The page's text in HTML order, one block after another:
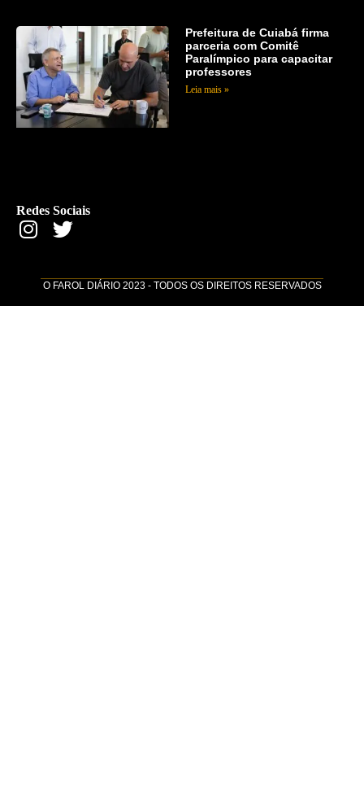
Prefeitura de Cuiabá firma
parceria com Comitê
Paralímpico para capacitar
professores
Leia mais »
Redes Sociais
O FAROL DIÁRIO 2023 - TODOS OS DIREITOS RESERVADOS